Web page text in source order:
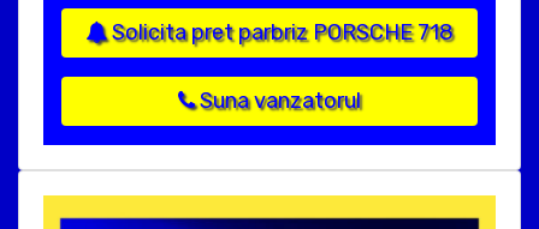
Solicita pret parbriz PORSCHE 718
Suna vanzatorul